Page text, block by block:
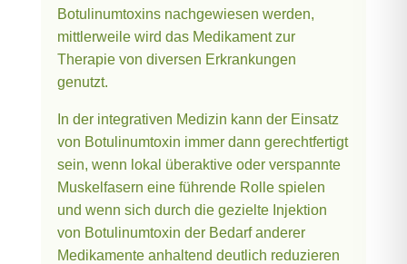
Botulinumtoxins nachgewiesen werden,
mittlerweile wird das Medikament zur
Therapie von diversen Erkrankungen
genutzt.
In der integrativen Medizin kann der Einsatz
von Botulinumtoxin immer dann gerechtfertigt
sein, wenn lokal überaktive oder verspannte
Muskelfasern eine führende Rolle spielen
und wenn sich durch die gezielte Injektion
von Botulinumtoxin der Bedarf anderer
Medikamente anhaltend deutlich reduzieren